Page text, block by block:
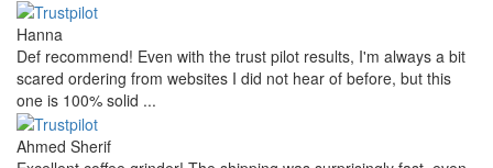
Hanna
Def recommend! Even with the trust pilot results, I'm always a bit
scared ordering from websites I did not hear of before, but this
one is 100% solid ...
Ahmed Sherif